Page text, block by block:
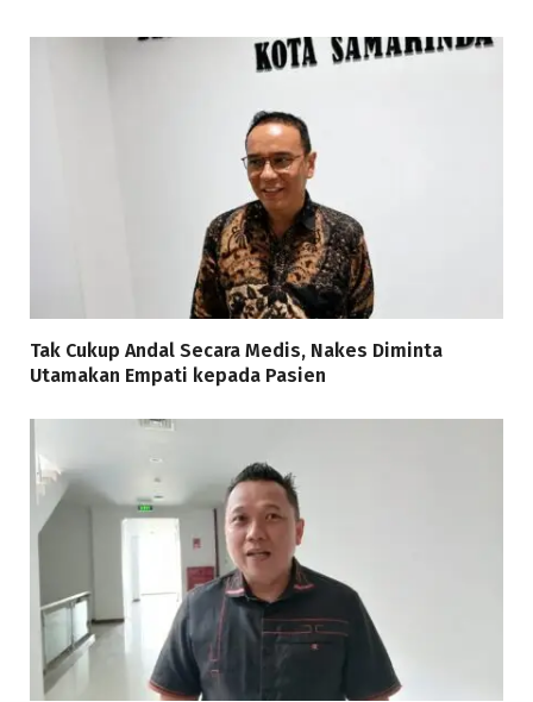
Tak Cukup Andal Secara Medis, Nakes Diminta
Utamakan Empati kepada Pasien